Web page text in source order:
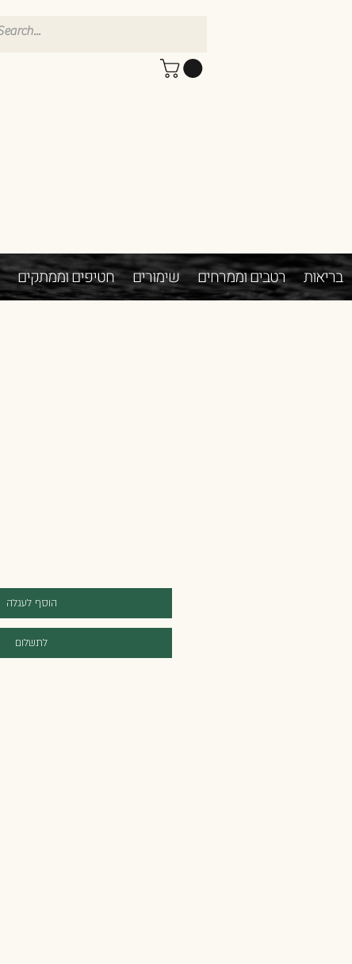
חטיפים וממתקים שימורים רטבים וממרחים בריאות
הוסף לעגלה
לתשלום